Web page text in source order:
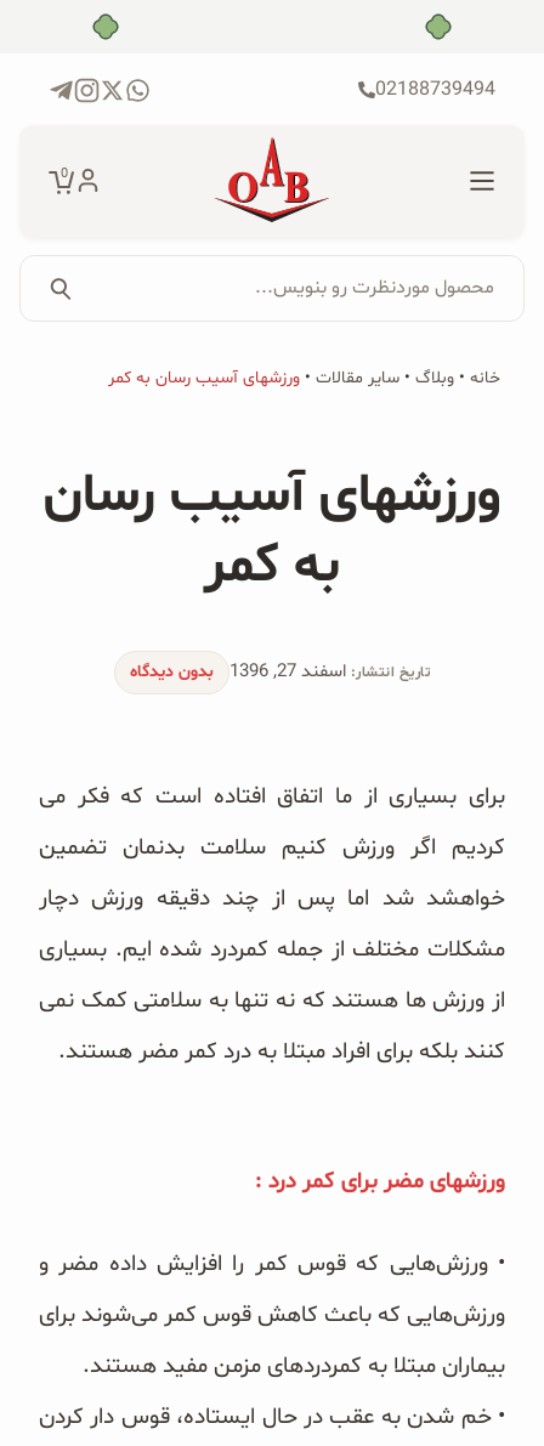
02188739494
0
برای:
جستجو...
پکیج‌ها
محصولات ارگانیک
محصولات جو دوسر
شیرین کننده های طبیعی
کینوا
ترشی و شور
چاشنی‌ها و سرکه‌‌ها
رایس کیک
صبحانه و میان وعده
کتاب‌های OAB
وبلاگ
محصول موردنظرت رو بنویس...
خانه • وبلاگ • سایر مقالات • ورزشهای آسیب رسان به کمر
ورزشهای آسیب رسان
به کمر
تاریخ انتشار: اسفند 27, 1396 بدون دیدگاه
برای بسیاری از ما اتفاق افتاده است که فکر می
کردیم اگر ورزش کنیم سلامت بدنمان تضمین
خواهشد شد اما پس از چند دقیقه ورزش دچار
مشکلات مختلف از جمله کمردرد شده ایم. بسیاری
از ورزش ها هستند که نه تنها به سلامتی کمک نمی
کنند بلکه برای افراد مبتلا به درد کمر مضر هستند.
ورزشهای مضر برای کمر درد :
• ورزش‌هایی که قوس کمر را افزایش داده مضر و
ورزش‌هایی که باعث کاهش قوس کمر می‌شوند برای
بیماران مبتلا به کمردردهای مزمن مفید هستند.
• خم شدن به عقب در حال ایستاده، قوس دار کردن